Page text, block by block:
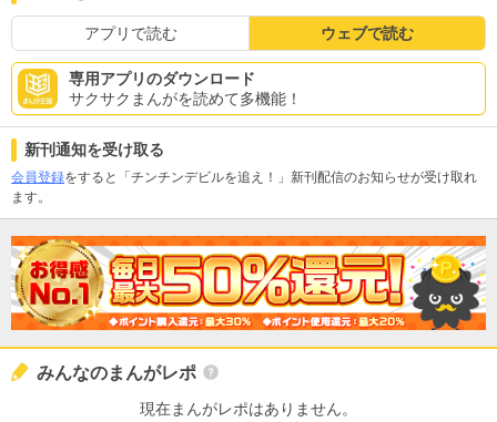
アプリで読む ウェブで読む
専用アプリのダウンロード
サクサクまんがを読めて多機能！
新刊通知を受け取る
会員登録をすると「チンチンデビルを追え！」新刊配信のお知らせが受け取れ
ます。
みんなのまんがレポ
現在まんがレポはありません。